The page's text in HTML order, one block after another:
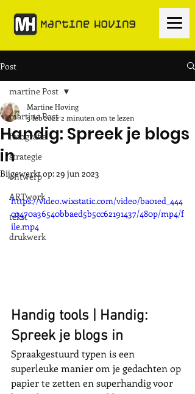
Post
martine Post
fotografie
strategie
ontwerp
ARTwork
tekst
drukwerk
martine Post
Handig: Spreek je blogs
in
Martine Hoving
5 feb 2022 2 minuten om te lezen
Bijgewerkt op:29 jun 2023
https://video.wixstatic.com/video/ba01ed_444
c0470a36540bbaed5b5cc62191437/480p/mp4/f
ile.mp4
Handig tools | Handig:
Spreek je blogs in
Spraakgestuurd typen is een
superleuke manier om je gedachten op
papier te zetten en superhandig voor